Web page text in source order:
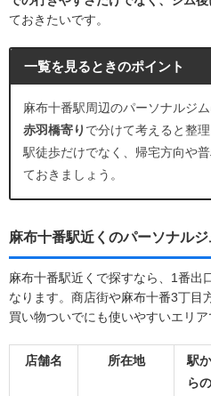
ておきたいです。
一覧を見るときのポイント
麻布十番駅周辺のパーソナルジム
赤羽橋寄り で分けて考えると整理
駅徒歩だけでなく、帰宅方向や
ておきましょう。
麻布十番駅近くのパーソナルジ
麻布十番駅近くで探すなら、1番出
なります。商店街や麻布十番3丁目
買い物ついでにも使いやすいエリア
店舗名 所在地
駅か
らの